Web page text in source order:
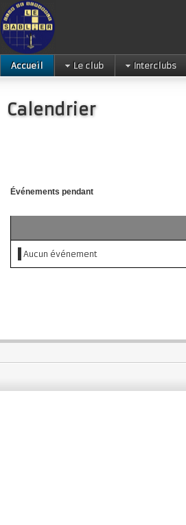
Accueil Le club Interclubs
Calendrier
Événements pendant
Aucun événement